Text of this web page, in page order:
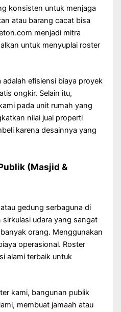
konsisten untuk menjaga
atau barang cacat bisa
menjadi mitra
untuk menyuplai roster
adalah efisiensi biaya proyek
ongkir. Selain itu,
pada unit rumah yang
nilai jual properti
karena desainnya yang
(Masjid &
gedung serbaguna di
udara yang sangat
orang. Menggunakan
operasional. Roster
alami terbaik untuk
kami, bangunan publik
membuat jamaah atau